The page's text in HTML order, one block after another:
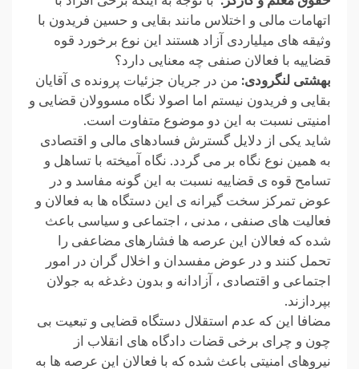
اتهامات مالی و اختلاس مانند بقایی و حسین فریدون با
وثیقه های میلیاردی آزاد هستند این نوع برخورد قوه
قضاییه با فعالان صنفی چه معنایی دارد؟
بهشتی لنگرودی: من در جریان جزئیات پرونده ی آقایان
بقایی و فریدون نیستم اما اصولا نگاه مسوولان قضایی و
امنیتی نسبت به این دو موضوع متفاوت است.
شاید یکی از دلایل گسترش فسادهای مالی و اقتصادی
به همین نوع نگاه بر می گردد. نگاه آمیخته با تساهل و
تسامح قوه ی قضاییه نسبت به این گونه مفاسد و در
عوض تمرکز سخت گیرانه ی این دستگاه ها به فعالان و
فعالیت های صنفی ، مدنی ، اجتماعی و سیاسی باعث
شده که فعالان این عرصه ها فشارهای مضاعفی را
تحمل کنند و در عوض مفسدان و اخلال گران در امور
اجتماعی و اقتصادی ، آزادانه و بدون دغدغه به جولان
بپردازند.
مضافا این که عدم استقلال دستگاه قضایی و تبعیت بی
چون و چرای برخی قضات دادگاه های انقلاب از
نیروهای امنیتی باعث شده که با فعالان این عرصه ها به